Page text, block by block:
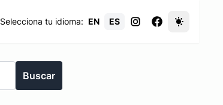
Selecciona tu idioma: EN ES
Buscar